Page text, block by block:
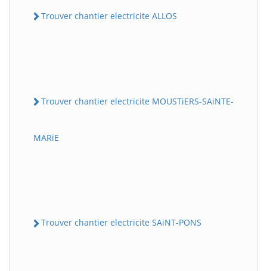
Trouver chantier electricite ALLOS
Trouver chantier electricite MOUSTiERS-SAiNTE-
MARiE
Trouver chantier electricite SAiNT-PONS